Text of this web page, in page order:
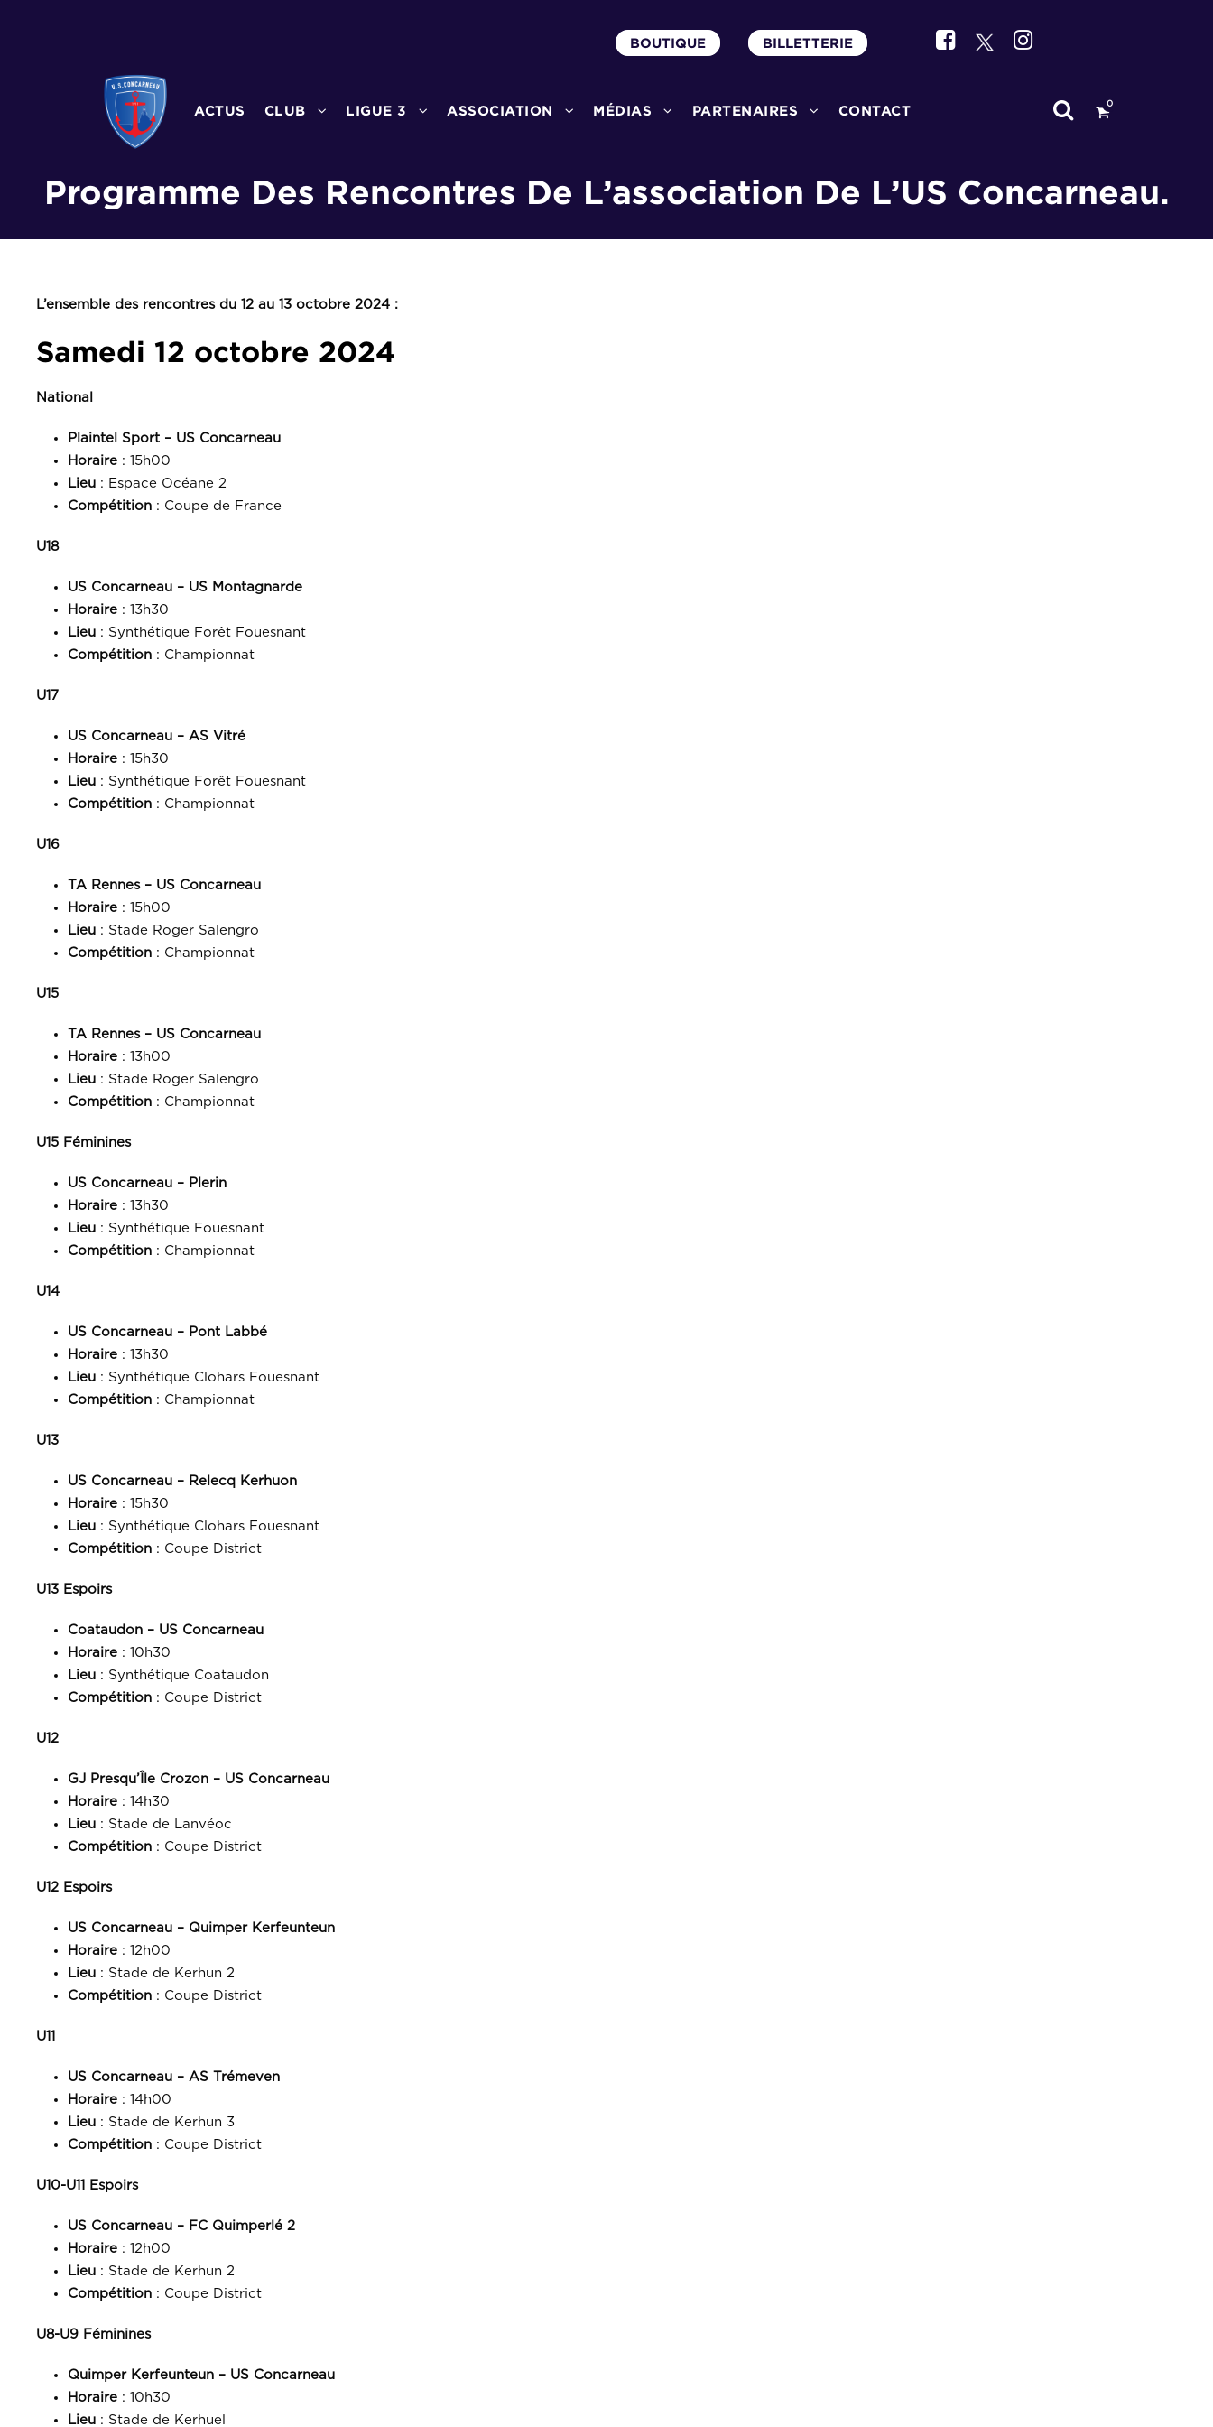
BOUTIQUE BILLETTERIE
ACTUS CLUB LIGUE 3 ASSOCIATION MÉDIAS PARTENAIRES CONTACT 0
Programme Des Rencontres De L’association De L’US Concarneau.
L’ensemble des rencontres du 12 au 13 octobre 2024 :
Samedi 12 octobre 2024
National
Plaintel Sport – US Concarneau
Horaire : 15h00
Lieu : Espace Océane 2
Compétition : Coupe de France
U18
US Concarneau – US Montagnarde
Horaire : 13h30
Lieu : Synthétique Forêt Fouesnant
Compétition : Championnat
U17
US Concarneau – AS Vitré
Horaire : 15h30
Lieu : Synthétique Forêt Fouesnant
Compétition : Championnat
U16
TA Rennes – US Concarneau
Horaire : 15h00
Lieu : Stade Roger Salengro
Compétition : Championnat
U15
TA Rennes – US Concarneau
Horaire : 13h00
Lieu : Stade Roger Salengro
Compétition : Championnat
U15 Féminines
US Concarneau – Plerin
Horaire : 13h30
Lieu : Synthétique Fouesnant
Compétition : Championnat
U14
US Concarneau – Pont Labbé
Horaire : 13h30
Lieu : Synthétique Clohars Fouesnant
Compétition : Championnat
U13
US Concarneau – Relecq Kerhuon
Horaire : 15h30
Lieu : Synthétique Clohars Fouesnant
Compétition : Coupe District
U13 Espoirs
Coataudon – US Concarneau
Horaire : 10h30
Lieu : Synthétique Coataudon
Compétition : Coupe District
U12
GJ Presqu’Île Crozon – US Concarneau
Horaire : 14h30
Lieu : Stade de Lanvéoc
Compétition : Coupe District
U12 Espoirs
US Concarneau – Quimper Kerfeunteun
Horaire : 12h00
Lieu : Stade de Kerhun 2
Compétition : Coupe District
U11
US Concarneau – AS Trémeven
Horaire : 14h00
Lieu : Stade de Kerhun 3
Compétition : Coupe District
U10-U11 Espoirs
US Concarneau – FC Quimperlé 2
Horaire : 12h00
Lieu : Stade de Kerhun 2
Compétition : Coupe District
U8-U9 Féminines
Quimper Kerfeunteun – US Concarneau
Horaire : 10h30
Lieu : Stade de Kerhuel